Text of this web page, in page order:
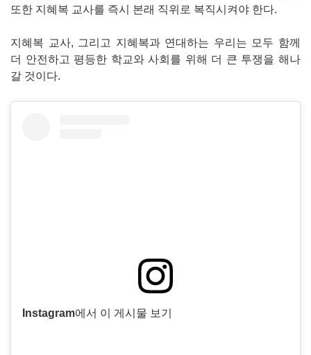
또한 지혜복 교사를 즉시 본래 직위로 복직시켜야 한다.
지혜복 교사, 그리고 지혜복과 연대하는 우리는 모두 함께
더 안전하고 평등한 학교와 사회를 위해 더 큰 투쟁을 해나
갈 것이다.
Instagram에서 이 게시물 보기